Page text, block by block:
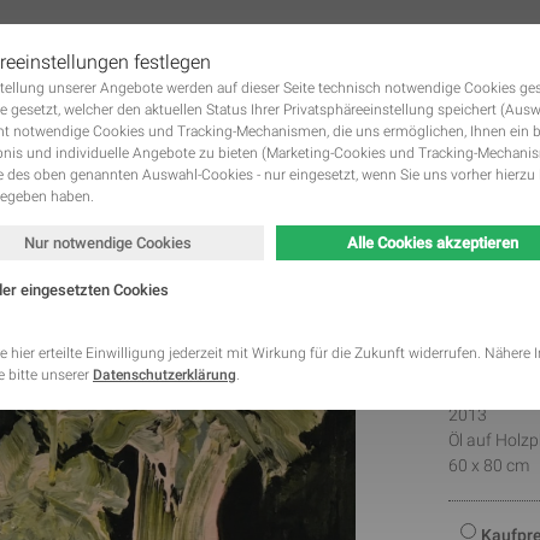
Navigation
überspringen
GALERIE DIE KÜNSTLER KUNST MIETEN UND KUNST
Fahar
2013
Öl auf
60 x 80 cm
festlegen
unserer Angebote werden auf dieser Seite technisch notwendige Cookies
gesetzt, welcher den aktuellen Status Ihrer Privatsphäreeinstellung speichert
notwendige Cookies und Tracking-Mechanismen, die uns ermöglichen, Ihnen ein
und individuelle Angebote zu bieten (Marketing-Cookies und Tracking-
des oben genannten Auswahl-Cookies - nur eingesetzt, wenn Sie uns vorher hierzu
haben.
Nur notwendige Cookies Alle Cookies akzeptieren
eingesetzten Cookies
Notwendig
This cookie is native to PHP applications. The
store and identify a users' unique session ID for the
managing user session on the website. The cookie
Statistik 2 Monate
This cookie is used by Google Analytics to
interaction with the website.
Statistik 2 Jahre
This cookie is installed by Google Analytics. The
to calculate visitor, session, campaign data and
information anonymously and assign a randomly
hier erteilte Einwilligung jederzeit mit Wirkung für die Zukunft widerrufen. Nähere
bitte unserer Datenschutzerklärung.